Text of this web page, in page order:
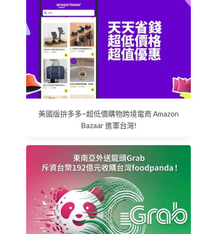
美國版拚多多~超低價購物跨境電商 Amazon
Bazaar 進軍台灣!